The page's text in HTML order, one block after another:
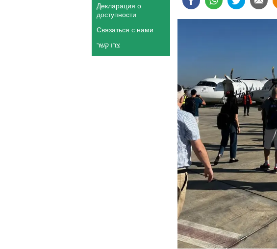
Декларация о
доступности
Связаться с нами
צרו קשר